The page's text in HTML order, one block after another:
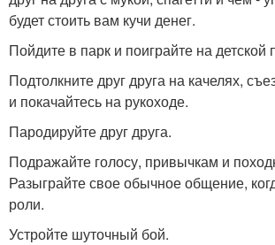
будет стоить вам кучи денег.
Пойдите в парк и поиграйте на детской
Подтолкните друг друга на качелях,
и покачайтесь на рукоходе.
Пародируйте друг друга.
Подражайте голосу, привычкам и
Разыграйте свое обычное общение,
роли.
Устройте шуточный бой.